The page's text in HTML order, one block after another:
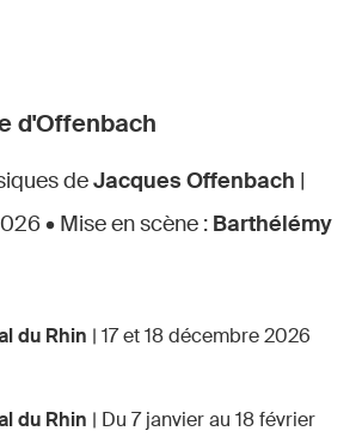
d'Offenbach
deJacques Offenbach |
• Mise en scène : Barthélémy
du Rhin | 17 et 18 décembre 2026
du Rhin | Du 7 janvier au 18 février